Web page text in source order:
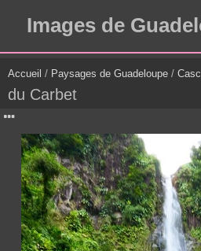
Images de
Accueil / Paysages de Guadeloupe /
du Carbet